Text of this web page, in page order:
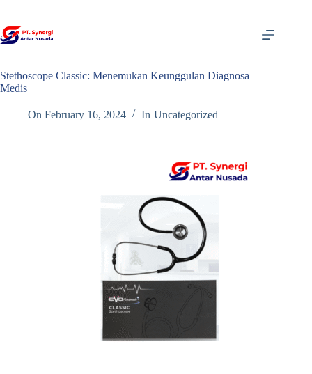
content
Stethoscope Classic: Menemukan Keunggulan Diagnosa
Medis
On February 16, 2024 In Uncategorized